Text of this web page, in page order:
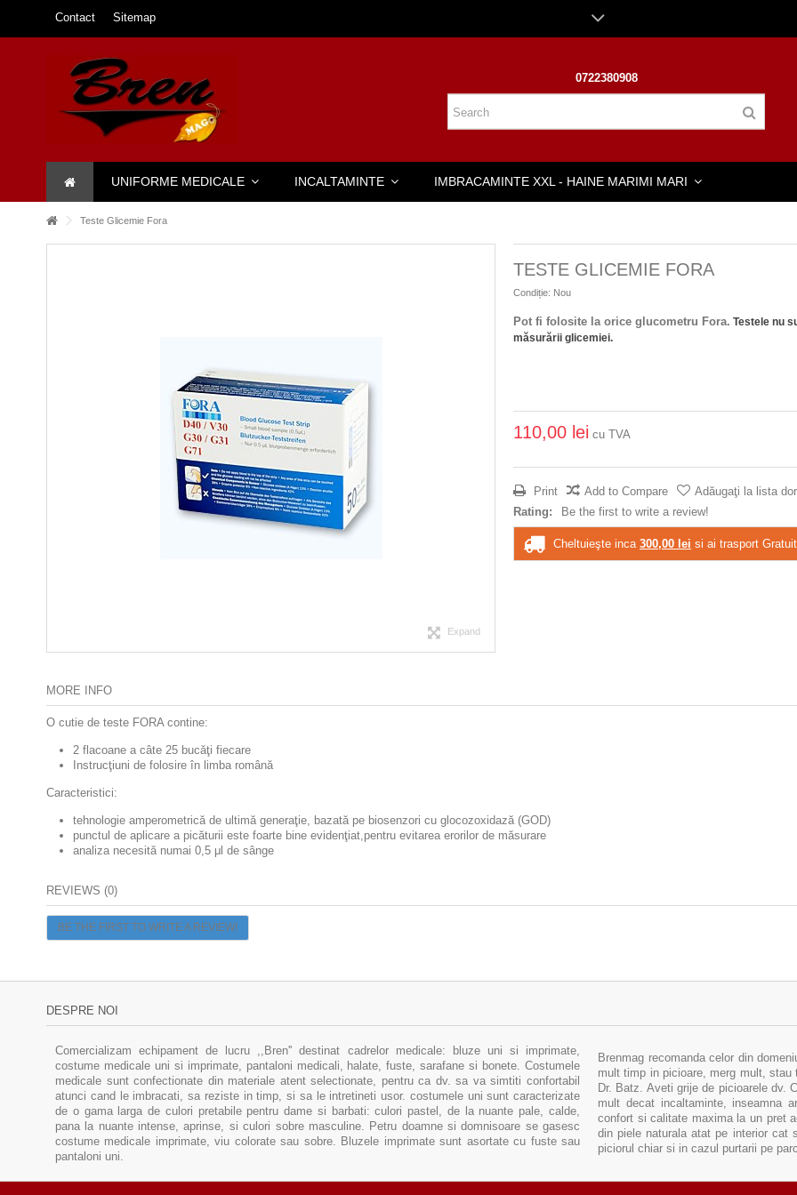
Contact Sitemap
0722380908
UNIFORME MEDICALE INCALTAMINTE IMBRACAMINTE XXL - HAINE MARIMI MARI
Teste Glicemie Fora
Expand
TESTE GLICEMIE FORA
Condiție: Nou
Pot fi folosite la orice glucometru Fora. Testele nu
măsurării glicemiei.
110,00 lei cu TVA
Print Add to Compare
Adăugaţi la lista
Rating:
Be the first to write a review!
Cheltuieşte inca 300,00 lei si ai trasport
MORE INFO
O cutie de teste FORA contine:
2 flacoane a câte 25 bucăţi fiecare
Instrucţiuni de folosire în limba română
Caracteristici:
tehnologie amperometrică de ultimă generaţie, bazată pe biosenzori cu glocozoxidază (GOD)
punctul de aplicare a picăturii este foarte bine evidenţiat,pentru evitarea erorilor de măsurare
analiza necesită numai 0,5 μl de sânge
REVIEWS (0)
BE THE FIRST TO WRITE A REVIEW!
DESPRE NOI
Comercializam echipament de lucru ,,Bren'' destinat cadrelor medicale: bluze uni si imprimate,
costume medicale uni si imprimate, pantaloni medicali, halate, fuste, sarafane si bonete. Costumele
medicale sunt confectionate din materiale atent selectionate, pentru ca dv. sa va simtiti confortabil
atunci cand le imbracati, sa reziste in timp, si sa le intretineti usor. costumele uni sunt caracterizate
de o gama larga de culori pretabile pentru dame si barbati: culori pastel, de la nuante pale, calde,
pana la nuante intense, aprinse, si culori sobre masculine. Petru doamne si domnisoare se gasesc
costume medicale imprimate, viu colorate sau sobre. Bluzele imprimate sunt asortate cu fuste sau
pantaloni uni.
Brenmag recomanda celor din
mult timp in picioare, merg mult,
Dr. Batz. Aveti grije de picioarele dv.
mult decat incaltaminte, inseamna
confort si calitate maxima la un pret
din piele naturala atat pe interior cat
piciorul chiar si in cazul purtarii pe